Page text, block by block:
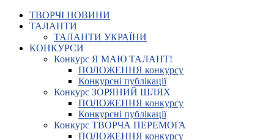
ТВОРЧІ НОВИНИ
ТАЛАНТИ
ТАЛАНТИ УКРАЇНИ
КОНКУРСИ
Конкурс Я МАЮ ТАЛАНТ!
ПОЛОЖЕННЯ конкурсу
Конкурсні публікації
Конкурс ЗОРЯНИЙ ШЛЯХ
ПОЛОЖЕННЯ конкурсу
Конкурсні публікації
Конкурс ТВОРЧА ПЕРЕМОГА
ПОЛОЖЕННЯ конкурсу